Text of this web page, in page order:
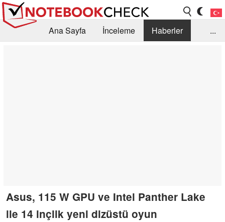
Ana Sayfa İnceleme
Haberler
...
Asus, 115 W GPU ve Intel Panther Lake
ile 14 inçlik yeni dizüstü oyun